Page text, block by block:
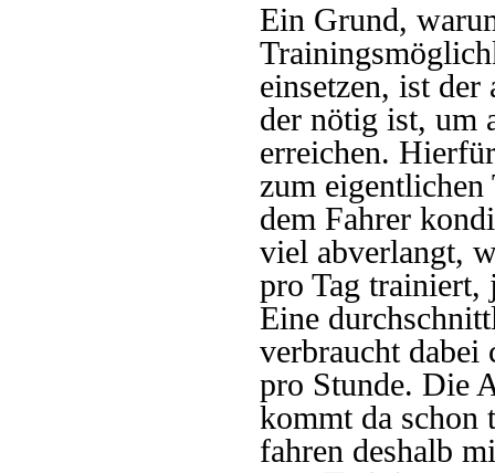
Ein Grund,
einsetzen, ist der
der nötig ist, um
erreichen.
zum
dem Fahrer
viel abverlangt,
pro Tag
Eine
verbraucht
pro Stunde. Die
kommt da
fahren deshalb